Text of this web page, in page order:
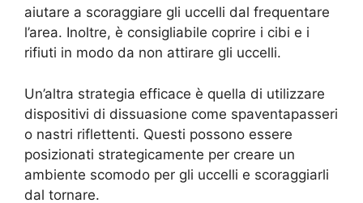
aiutare a scoraggiare gli uccelli dal frequentare
l’area. Inoltre, è consigliabile coprire i cibi e i
rifiuti in modo da non attirare gli uccelli.
Un’altra strategia efficace è quella di utilizzare
dispositivi di dissuasione come spaventapasseri
o nastri riflettenti. Questi possono essere
posizionati strategicamente per creare un
ambiente scomodo per gli uccelli e scoraggiarli
dal tornare.